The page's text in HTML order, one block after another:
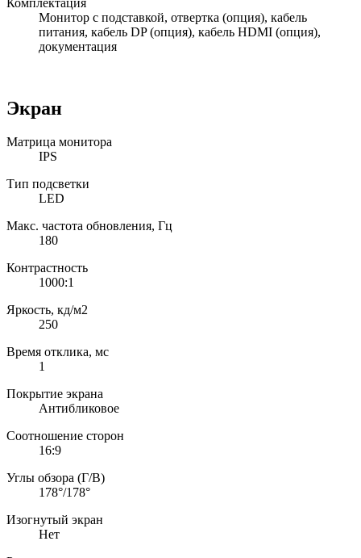
Монитор с подставкой, отвертка (опция), кабель
питания, кабель DP (опция), кабель HDMI (опция),
документация
Экран
Матрица монитора
IPS
Тип подсветки
LED
Макс. частота обновления, Гц
180
Контрастность
1000:1
Яркость, кд/м2
250
Время отклика, мс
1
Покрытие экрана
Антибликовое
Соотношение сторон
16:9
Углы обзора (Г/В)
178°/178°
Изогнутый экран
Нет